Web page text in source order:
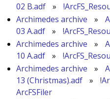
02 B.adf »
Archimedes archive
»
03 A.adf
»
Archimedes archive
»
10 A.adf
»
Archimedes archive
»
13 (Christmas).adf
»
ArcFSFiler